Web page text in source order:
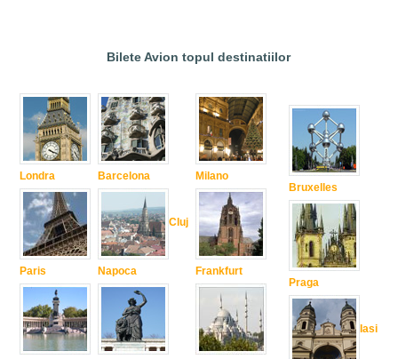
Bilete Avion topul destinatiilor
Londra
Paris
Barcelona
Cluj
Napoca
Milano
Frankfurt
Bruxelles
Praga
Iasi